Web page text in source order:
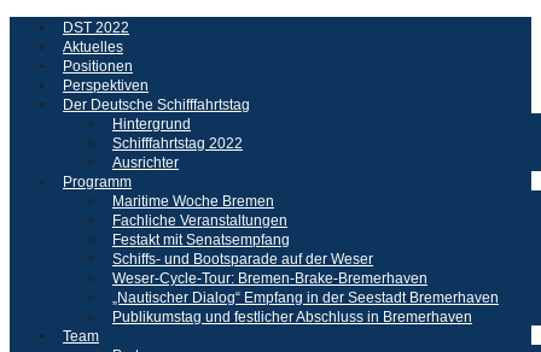
DST 2022
Aktuelles
Positionen
Perspektiven
Der Deutsche Schifffahrtstag
Hintergrund
Schifffahrtstag 2022
Ausrichter
Programm
Maritime Woche Bremen
Fachliche Veranstaltungen
Festakt mit Senatsempfang
Schiffs- und Bootsparade auf der Weser
Weser-Cycle-Tour: Bremen-Brake-Bremerhaven
„Nautischer Dialog“ Empfang in der Seestadt Bremerhaven
Publikumstag und festlicher Abschluss in Bremerhaven
Team